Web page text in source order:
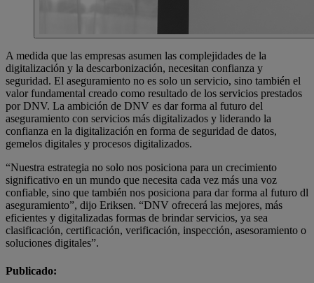
A medida que las empresas asumen las complejidades de la
digitalización y la descarbonización, necesitan confianza y
seguridad. El aseguramiento no es solo un servicio, sino también el
valor fundamental creado como resultado de los servicios prestados
por DNV. La ambición de DNV es dar forma al futuro del
aseguramiento con servicios más digitalizados y liderando la
confianza en la digitalización en forma de seguridad de datos,
gemelos digitales y procesos digitalizados.
“Nuestra estrategia no solo nos posiciona para un crecimiento
significativo en un mundo que necesita cada vez más una voz
confiable, sino que también nos posiciona para dar forma al futuro dl
aseguramiento”, dijo Eriksen. “DNV ofrecerá las mejores, más
eficientes y digitalizadas formas de brindar servicios, ya sea
clasificación, certificación, verificación, inspección, asesoramiento o
soluciones digitales”.
Publicado: